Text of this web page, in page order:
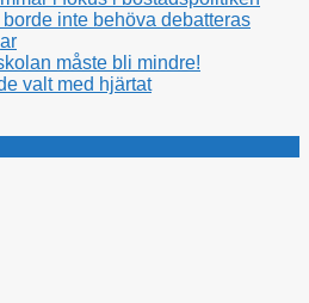
inte behöva debatteras
måste bli mindre!
valt med hjärtat